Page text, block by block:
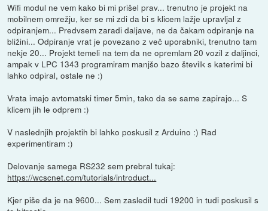
Wifi modul ne vem kako bi mi prišel prav... trenutno je projekt na
mobilnem omrežju, ker se mi zdi da bi s klicem lažje upravljal z
odpiranjem... Predvsem zaradi daljave, ne da čakam odpiranje na
bližini... Odpiranje vrat je povezano z več uporabniki, trenutno tam
nekje 20... Projekt temeli na tem da ne opremlam 20 vozil z daljinci,
ampak v LPC 1343 programiram manjšo bazo številk s katerimi bi
lahko odpiral, ostale ne :)
Vrata imajo avtomatski timer 5min, tako da se same zapirajo... S
klicem jih le odprem :)
V naslednjih projektih bi lahko poskusil z Arduino :) Rad
experimentiram :)
Delovanje samega RS232 sem prebral tukaj:
https://wcscnet.com/tutorials/introduct...
Kjer piše da je na 9600... Sem zasledil tudi 19200 in tudi poskusil s